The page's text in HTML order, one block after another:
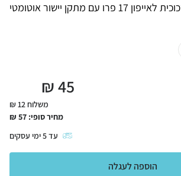
2 יחידות מגן מסך זכוכית לאייפון 17 פרו עם מתקן יישור אוטומטי
45
₪
משלוח 12 ₪
מחיר סופי: 57
₪
עד5ימי עסקים
הוספה לעגלה